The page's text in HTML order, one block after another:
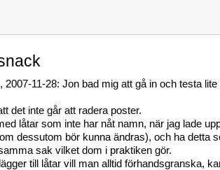
2007-11-28: Jon bad mig att gå in och testa
det inte går att radera poster.
låtar som inte har nåt namn, när jag lade
dessutom bör kunna ändras), och ha detta
sak vilket dom i praktiken gör.
till låtar vill man alltid förhandsgranska,